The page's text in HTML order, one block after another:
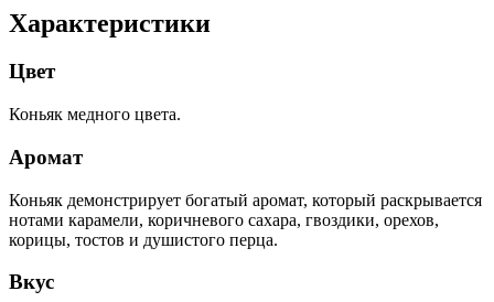
Характеристики
Цвет
Коньяк медного цвета.
Аромат
Коньяк демонстрирует богатый аромат, который раскрывается
нотами карамели, коричневого сахара, гвоздики, орехов,
корицы, тостов и душистого перца.
Вкус